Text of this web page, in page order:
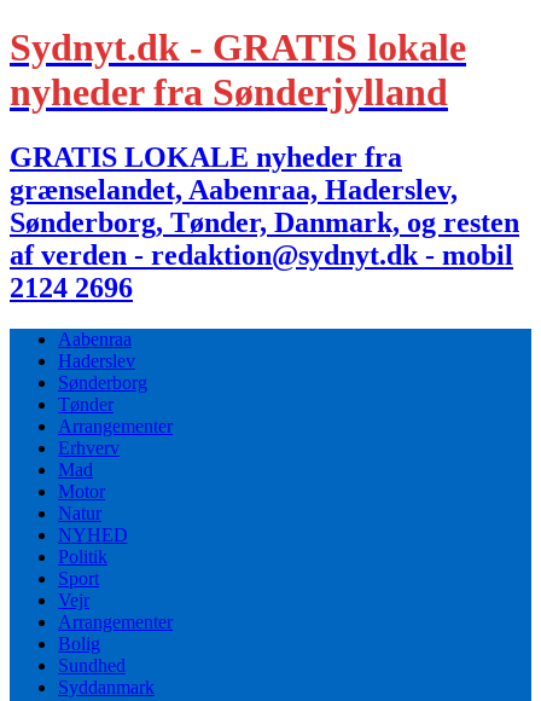
Sydnyt.dk - GRATIS lokale
nyheder fra Sønderjylland
GRATIS LOKALE nyheder fra
grænselandet, Aabenraa, Haderslev,
Sønderborg, Tønder, Danmark, og resten
af verden - redaktion@sydnyt.dk - mobil
2124 2696
Aabenraa
Haderslev
Sønderborg
Tønder
Arrangementer
Erhverv
Mad
Motor
Natur
NYHED
Politik
Sport
Vejr
Arrangementer
Bolig
Sundhed
Syddanmark